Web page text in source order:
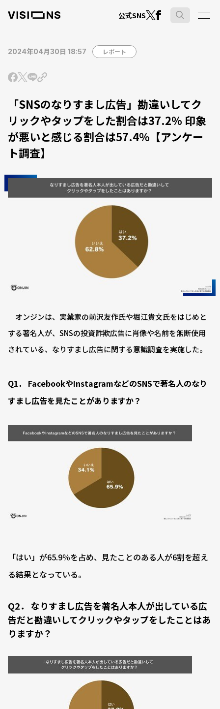
公式SNS
2024年04月30日 18:57 レポート
「SNSのなりすまし広告」勘違いしてク
リックやタップをした割合は37.2％ 印象
が悪いと感じる割合は57.4％【アンケー
ト調査】
オンジンは、実業家の前沢友作氏や堀江貴文氏をはじめと
する著名人が、SNSの投資詐欺広告に肖像や名前を無断使用
されている、なりすまし広告に関する意識調査を実施した。
Q1． FacebookやInstagramなどのSNSで著名人のなり
すまし広告を見たことがありますか？
「はい」が65.9％を占め、見たことのある人が6割を超え
る結果となっている。
Q2． なりすまし広告を著名人本人が出している広
告だと勘違いしてクリックやタップをしたことはあ
りますか？